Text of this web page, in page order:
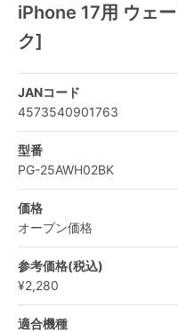
iPhone 17用 ウェ
ク]
JANコード
4573540901763
型番
PG-25AWH02BK
価格
オープン価格
参考価格(税込)
¥2,280
適合機種